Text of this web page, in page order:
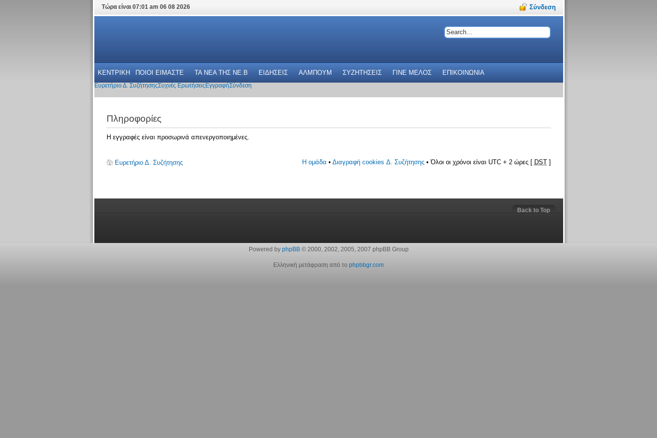
Τώρα είναι 07:01 am 06 08 2026 Σύνδεση
ΚΕΝΤΡΙΚΗ ΠΟΙΟΙ ΕΙΜΑΣΤΕ ΤΑ ΝΕΑ THΣ NE.B ΕΙΔΗΣΕΙΣ ΑΛΜΠΟΥΜ ΣΥΖΗΤΗΣΕΙΣ ΓΙΝΕ ΜΕΛΟΣ ΕΠΙΚΟΙΝΩΝΙΑ
Ευρετήριο Δ. ΣυζήτησηςΣυχνές Ερωτήσεις ΕγγραφήΣύνδεση
Πληροφορίες
Η εγγραφές είναι προσωρινά απενεργοποιημένες.
Ευρετήριο Δ. Συζήτησης Η ομάδα • Διαγραφή cookies Δ. Συζήτησης• Όλοι οι χρόνοι είναι UTC + 2 ώρες [ DST]
Back to Top
Powered by phpBB© 2000, 2002, 2005, 2007 phpBB Group
Ελληνική μετάφραση από το phpbbgr.com